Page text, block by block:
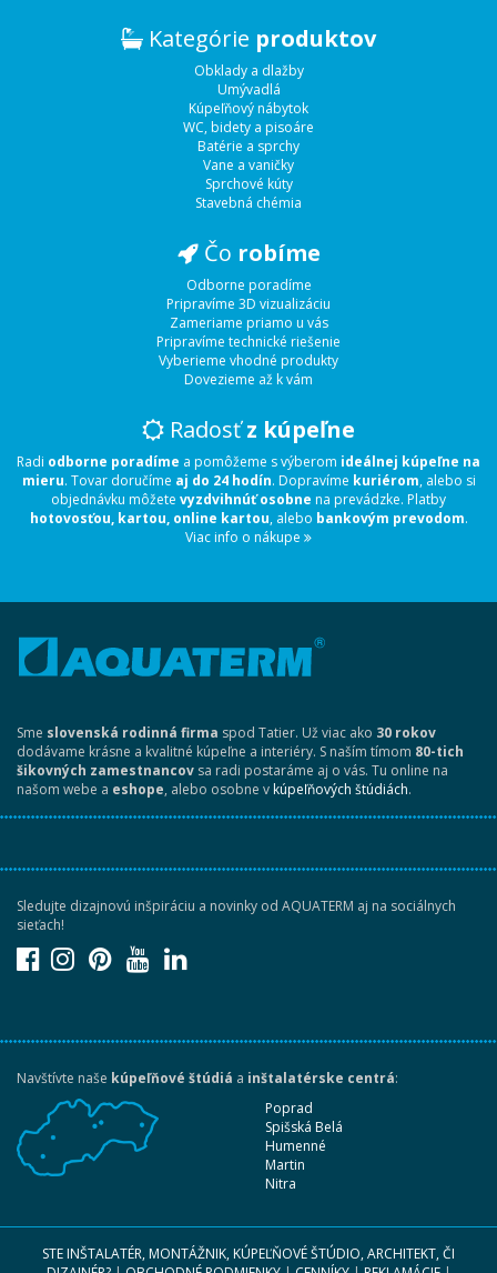
Kategórie produktov
Obklady a dlažby
Umývadlá
Kúpeľňový nábytok
WC, bidety a pisoáre
Batérie a sprchy
Vane a vaničky
Sprchové kúty
Stavebná chémia
Čo robíme
Odborne poradíme
Pripravíme 3D vizualizáciu
Zameriame priamo u vás
Pripravíme technické riešenie
Vyberieme vhodné produkty
Dovezieme až k vám
Radosťz kúpeľne
Radi odborne poradíme a pomôžeme s výberom ideálnej kúpeľne na
mieru. Tovar doručíme aj do 24 hodín. Dopravíme kuriérom, alebo si
objednávku môžete vyzdvihnúť osobne na prevádzke. Platby
hotovosťou, kartou, online kartou, alebo bankovým prevodom.
Viac info o nákupe
Sme slovenská rodinná firma spod Tatier. Už viac ako 30 rokov
dodávame krásne a kvalitné kúpeľne a interiéry. S naším tímom 80-tich
šikovných zamestnancov sa radi postaráme aj o vás. Tu online na
našom webe a eshope, alebo osobne vkúpeľňových štúdiách.
Sledujte dizajnovú inšpiráciu a novinky od AQUATERM aj na sociálnych
sieťach!
Navštívte naše kúpeľňové štúdiá a inštalatérske centrá:
Poprad
Spišská Belá
Humenné
Martin
Nitra
STE INŠTALATÉR, MONTÁŽNIK, KÚPEĽŇOVÉ ŠTÚDIO, ARCHITEKT, ČI